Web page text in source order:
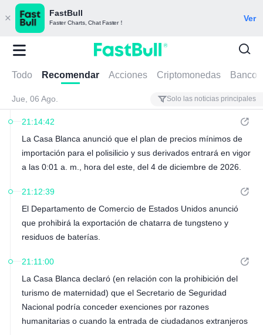
FastBull
Faster Charts, Chat Faster！ Ver
Todo Recomendar Acciones Criptomonedas
Jue, 06 Ago. Solo las noticias principales
21:14:42
La Casa Blanca anunció que el plan de precios mínimos de
importación para el polisilicio y sus derivados entrará en vigor
a las 0:01 a. m., hora del este, del 4 de diciembre de 2026.
21:12:39
El Departamento de Comercio de Estados Unidos anunció
que prohibirá la exportación de chatarra de tungsteno y
residuos de baterías.
21:11:00
La Casa Blanca declaró (en relación con la prohibición del
turismo de maternidad) que el Secretario de Seguridad
Nacional podría conceder exenciones por razones
humanitarias o cuando la entrada de ciudadanos extranjeros